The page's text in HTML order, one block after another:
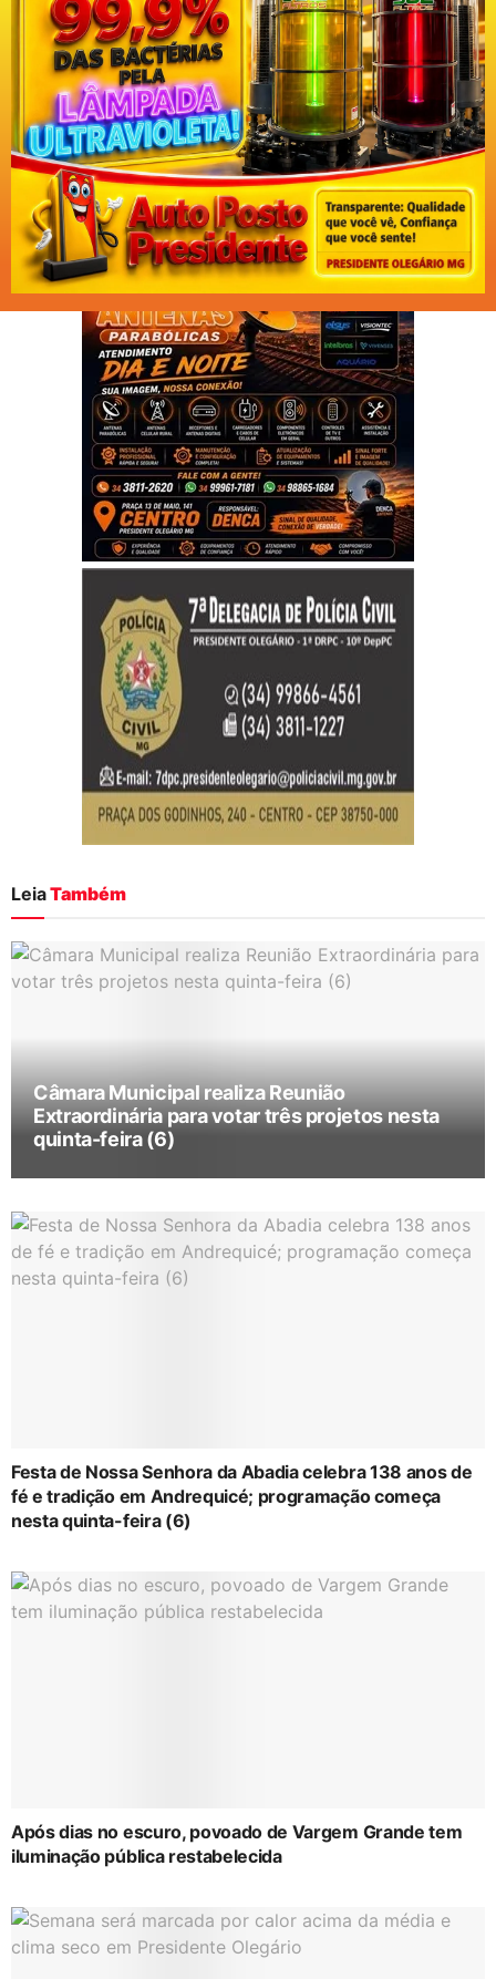
LeiaTambém
Câmara Municipal realiza Reunião
Extraordinária para votar três projetos nesta
quinta-feira (6)
Festa de Nossa Senhora da Abadia celebra 138 anos de
fé e tradição em Andrequicé; programação começa
nesta quinta-feira (6)
Após dias no escuro, povoado de Vargem Grande tem
iluminação pública restabelecida